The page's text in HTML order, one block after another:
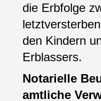
die Erbfolge
den Kindern
Erblassers.
Notarielle
amtliche